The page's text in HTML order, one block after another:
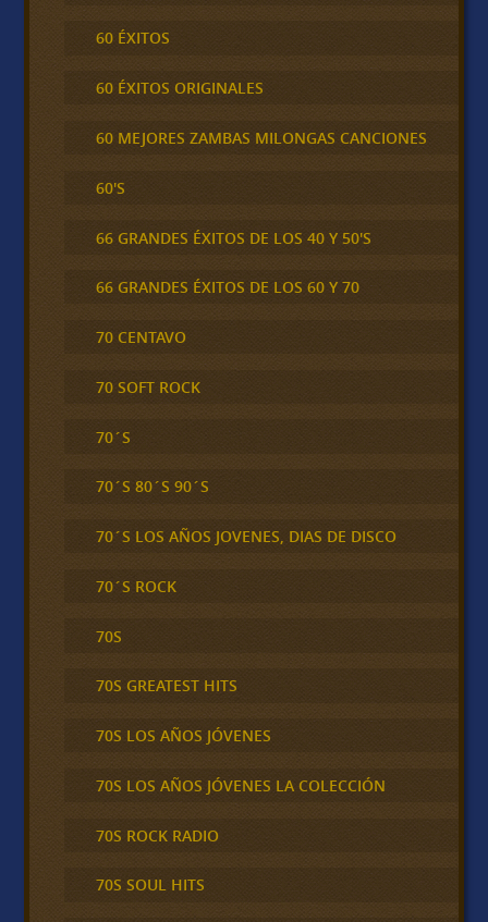
60 ÉXITOS
60 ÉXITOS ORIGINALES
60 MEJORES ZAMBAS MILONGAS CANCIONES
60'S
66 GRANDES ÉXITOS DE LOS 40 Y 50'S
66 GRANDES ÉXITOS DE LOS 60 Y 70
70 CENTAVO
70 SOFT ROCK
70´S
70´S 80´S 90´S
70´S LOS AÑOS JOVENES, DIAS DE DISCO
70´S ROCK
70S
70S GREATEST HITS
70S LOS AÑOS JÓVENES
70S LOS AÑOS JÓVENES LA COLECCIÓN
70S ROCK RADIO
70S SOUL HITS